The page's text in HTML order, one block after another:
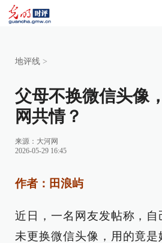
地评线 >
父母不换微信头像
网共情？
来源： 大河网
2026-05-29 16:45
作者：田浪屿
近日，一名网友发帖称，自
未更换微信头像，用的竟